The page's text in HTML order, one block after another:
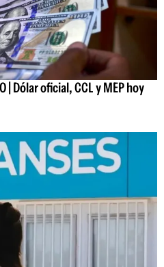
| Dólar oficial, CCL y MEP hoy